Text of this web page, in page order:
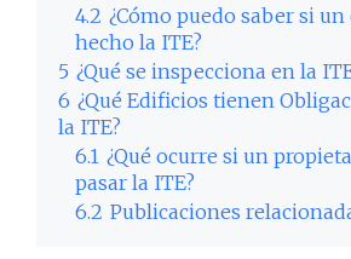
4.2 ¿Cómo puedo saber si
hecho la ITE?
5 ¿Qué se inspecciona en la
6 ¿Qué Edificios tienen
la ITE?
6.1 ¿Qué ocurre si un
pasar la ITE?
6.2 Publicaciones